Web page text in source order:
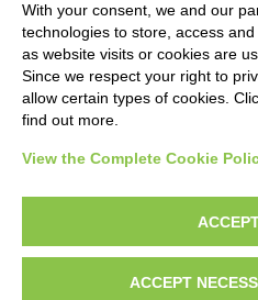
LOCATION
CENTURY
diritto d’autore, legge 22 aprile 1941
dei fotografi che hanno realizzato le
istituzioni che ne sono proprietari,
With your consent, we and our
technologies to store, access
as website visits or cookies are
Since we respect your right to
allow certain types of cookies.
find out more.
View the Complete Cookie
ACCEPT